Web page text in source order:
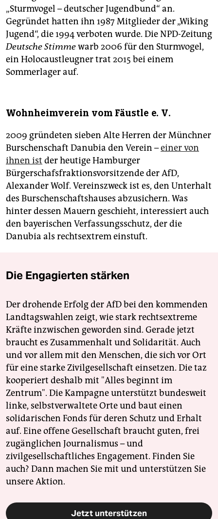
„Sturmvogel – deutscher Jugendbund“ an.
Gegründet hatten ihn 1987 ­Mitglieder der „Wiking
Jugend“, die 1994 verboten wurde. Die NPD-­Zeitung
Deutsche Stimmewarb 2006 für den Sturmvogel,
ein Holocaustleugner trat 2015 bei einem
Sommerlager auf.
Wohnheimverein vom Fäustle e. V.
2009 gründeten sieben Alte Herren der Münchner
Burschenschaft Danubia den Verein –einer von
ihnen ist der heutige Hamburger
Bürgerschafsfraktionsvorsitzende der AfD,
Alexander Wolf. Vereinszweck ist es, den Unterhalt
des Burschen­schaftshauses abzusichern. Was
hinter dessen Mauern geschieht, interessiert auch
den bayerischen Verfassungsschutz, der die
Danubia als rechtsextrem einstuft.
Die Engagierten stärken
Der drohende Erfolg der AfD bei den kommenden
Landtagswahlen zeigt, wie stark rechtsextreme
Kräfte inzwischen geworden sind. Gerade jetzt
braucht es Zusammenhalt und Solidarität. Auch
und vor allem mit den Menschen, die sich vor Ort
für eine starke Zivilgesellschaft einsetzen. Die taz
kooperiert deshalb mit "Alles beginnt im
Zentrum". Die Kampagne unterstützt bundesweit
linke, selbstverwaltete Orte und baut einen
solidarischen Fonds für deren Schutz und Erhalt
auf. Eine offene Gesellschaft braucht guten, frei
zugänglichen Journalismus – und
zivilgesellschaftliches Engagement. Finden Sie
auch? Dann machen Sie mit und unterstützen Sie
unsere Aktion.
Jetzt unterstützen